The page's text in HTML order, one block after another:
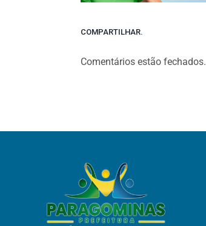
COMPARTILHAR.
Comentários estão fechados.